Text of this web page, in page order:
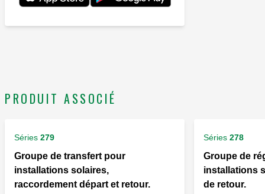
PRODUIT ASSOCIÉ
Séries 279
Groupe de transfert pour
installations solaires,
raccordement départ et retour.
Séries 278
Groupe de
installations
de retour.